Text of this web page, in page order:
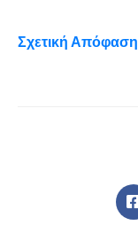
Σχετική Απόφαση